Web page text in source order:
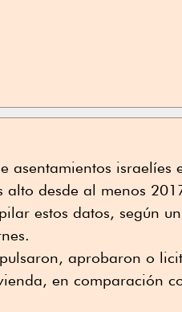
asentamientos israelíes
alto desde al menos
estos datos, según
aprobaron o
en comparación